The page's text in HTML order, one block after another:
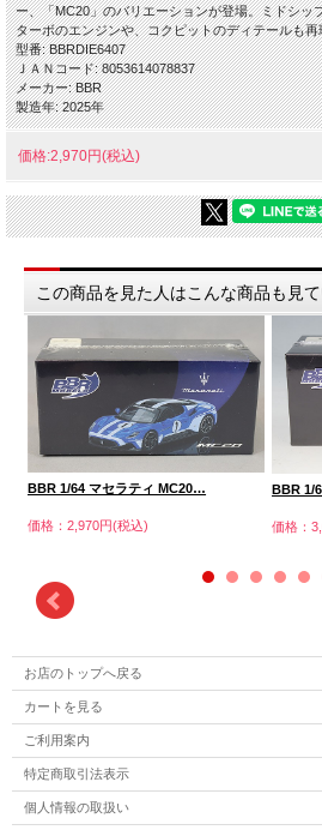
ー、「MC20」のバリエーションが登場。ミドシッ
ターボのエンジンや、コクピットのディテールも
型番: BBRDIE6407
ＪＡＮコード: 8053614078837
メーカー: BBR
製造年: 2025年
価格:2,970円(税込)
この商品を見た人はこんな商品も見
BBR 1/64 マセラティ MC20…
価格：2,970円(税込)
BBR 1/
価格：
お店のトップへ戻る
カートを見る
ご利用案内
特定商取引法表示
個人情報の取扱い